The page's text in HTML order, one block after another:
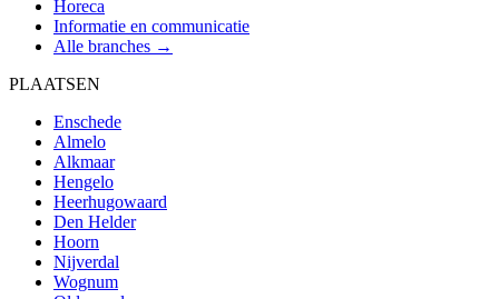
Horeca
Informatie en communicatie
Alle branches →
PLAATSEN
Enschede
Almelo
Alkmaar
Hengelo
Heerhugowaard
Den Helder
Hoorn
Nijverdal
Wognum